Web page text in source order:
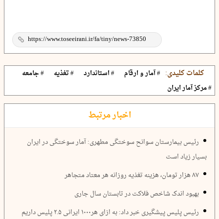
کلمات کلیدی: # آمار و ارقام # استاندارد # تغذیه
# جامعه
# مرکز آمار ایران
اخبار مرتبط
رئیس بیمارستان سوانح سوختگی مطهری: آمار سوختگی در ایران
بسیار زیاد است
۸۷ هزار تومان، هزینه تغذیه روزانه هر معتاد متجاهر
بهبود اندک شاخص فلاکت در تابستان سال جاری
رئیس پلیس پیشگیری خبر داد: به ازای هر۱۰۰۰ ایرانی ۲.۵ پلیس داریم